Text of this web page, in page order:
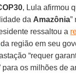
, Lula afirmou
da Amazônia”
ressaltou a
da região em seu
“requer
para os milhões de